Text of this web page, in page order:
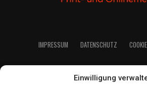
Einwilligung
IMPRES­SUM DATEN­SCHUTZ
2021 LeserEcho Verlag